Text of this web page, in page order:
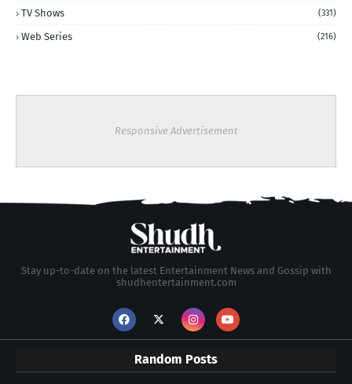
TV Shows (331)
Web Series (216)
Responsive Advertisement
Stay up-to-date on the latest Entertainment News and Gossip with
shudhentertainment.com
Random Posts